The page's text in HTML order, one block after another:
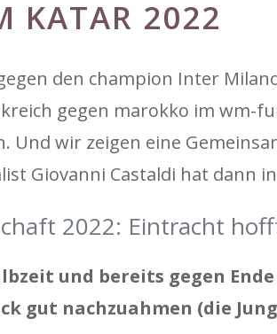
KATAR 2022
den champion Inter
gegen marokko im wm-
Und wir zeigen eine
Giovanni Castaldi hat dann
2022: Eintracht
und bereits gegen
gut nachzuahmen (die